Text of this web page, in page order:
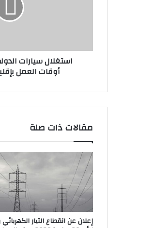
اليوسفية
استغلال سيارات
أوقات العمل
مقالات ذات صلة
إعلان عن انقطاع التيار